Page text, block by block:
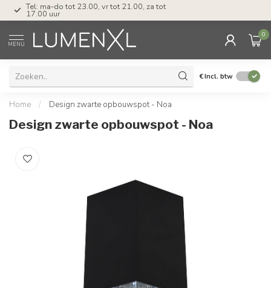
Tel: ma-do tot 23.00, vr tot 21.00, za tot
17.00 uur
MENU
0
€Incl. btw
Home / Design zwarte opbouwspot - Noa
Design zwarte opbouwspot - Noa